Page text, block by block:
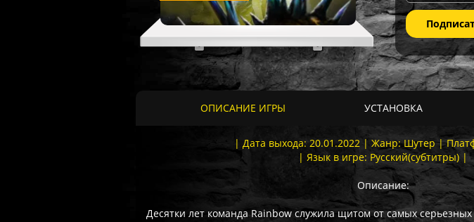
ОПИСАНИЕ ИГРЫ УСТАНОВКА
| Дата выхода: 20.01.2022 | Жанр: Шутер |
| Язык в игре: Русский(субтитры) |
Описание:
Десятки лет команда Rainbow служила щитом от самых